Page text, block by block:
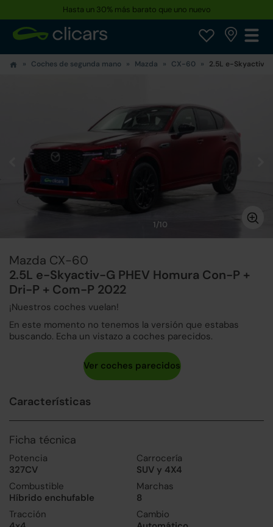
Hasta un 30% más barato que uno nuevo
Coches de segunda mano Mazda CX-60 2.5L e-Skyactiv-
1/10
Mazda CX-60
2.5L e-Skyactiv-G PHEV Homura Con-P +
Dri-P + Com-P 2022
¡Nuestros coches vuelan!
En este momento no tenemos la versión que estabas
buscando. Echa un vistazo a coches parecidos.
Características
Ficha técnica
Potencia
327CV
Carrocería
SUV y 4X4
Combustible
Híbrido enchufable
Marchas
8
Tracción
Cambio